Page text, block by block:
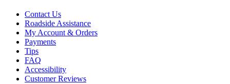
Contact Us
Roadside Assistance
My Account & Orders
Payments
Tips
FAQ
Accessibility
Customer Reviews